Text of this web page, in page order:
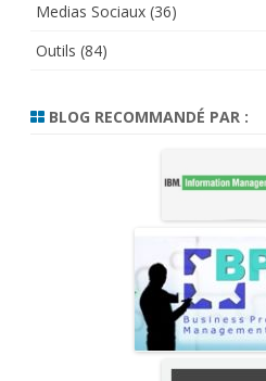
Medias Sociaux (36)
Outils (84)
BLOG RECOMMANDÉ PAR :